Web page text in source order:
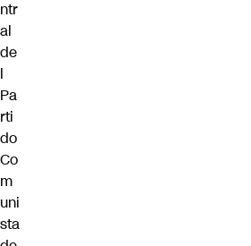
ntr
al
de
l
Pa
rti
do
Co
m
uni
sta